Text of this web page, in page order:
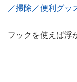
／掃除／便利グッ
フックを使えば浮